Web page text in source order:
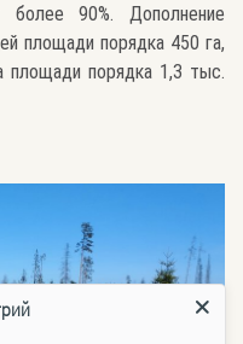
более 90%. Дополнение
площади порядка 450 га,
площади порядка 1,3 тыс.